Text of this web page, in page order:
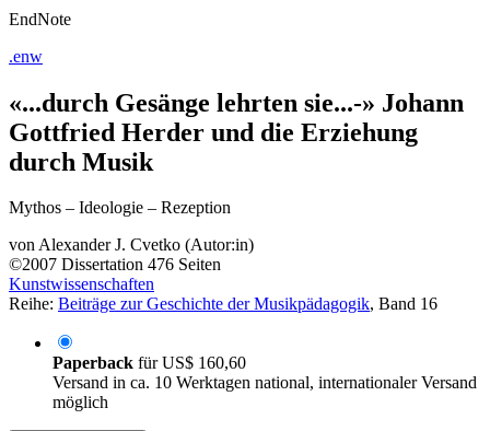
EndNote
.enw
«...durch Gesänge lehrten sie...-» Johann
Gottfried Herder und die Erziehung
durch Musik
Mythos – Ideologie – Rezeption
vonAlexander J. Cvetko (Autor:in)
©2007 Dissertation 476 Seiten
Kunstwissenschaften
Reihe: Beiträge zur Geschichte der Musikpädagogik, Band 16
Paperback fürUS$ 160,60
Versand in ca. 10 Werktagen national, internationaler Versand
möglich